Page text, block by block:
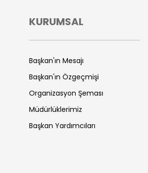
KURUMSAL
Başkan'ın Mesajı
Başkan'ın Özgeçmişi
Organizasyon Şeması
Müdürlüklerimiz
Başkan Yardımcıları